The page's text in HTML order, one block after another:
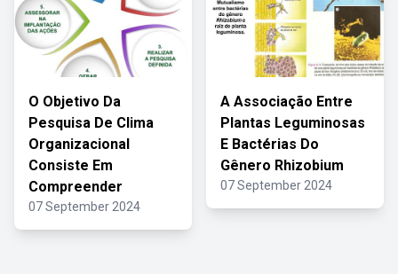
O Objetivo Da
Pesquisa De Clima
Organizacional
Consiste Em
Compreender
07 September 2024
A Associação Entre
Plantas Leguminosas
E Bactérias Do
Gênero Rhizobium
07 September 2024